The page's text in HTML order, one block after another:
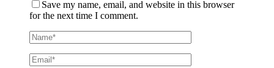
Save my name, email, and website in this browser
for the next time I comment.